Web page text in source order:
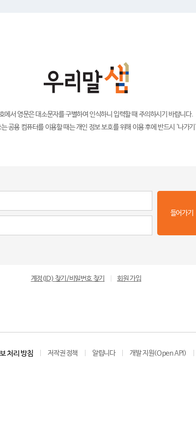
에서 영문은 대소문자를 구별하여 인식하니 입력할 때 주의하시기 바랍니다.
공용 컴퓨터를 이용할 때는 개인 정보 보호를 위해 이용 후에 반드시 '나가
들어가기
계정(ID) 찾기/비밀번호 찾기 회원 가입
처리 방침 저작권 정책 알립니다 개발 지원(Open API)